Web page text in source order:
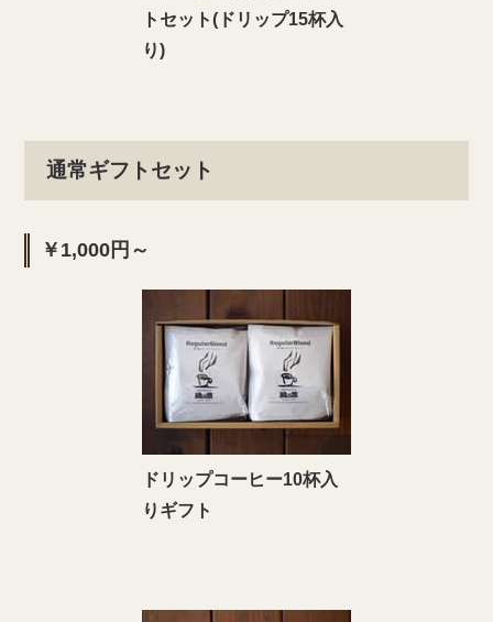
トセット(ドリップ15杯入
り)
通常ギフトセット
￥1,000円～
ドリップコーヒー10杯入
りギフト